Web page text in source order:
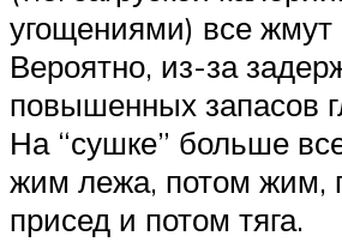
угощениями) все
Вероятно, из-за
повышенных запасов
На “сушке” больше
жим лежа, потом жим,
присед и потом тяга.